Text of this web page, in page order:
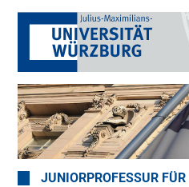
JUNIORPROFESSUR